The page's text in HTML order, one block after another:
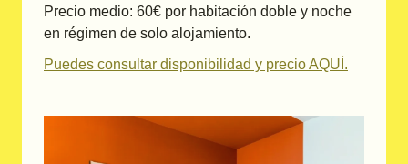
Precio medio: 60€ por habitación doble y noche
en régimen de solo alojamiento.
Puedes consultar disponibilidad y precio AQUÍ.